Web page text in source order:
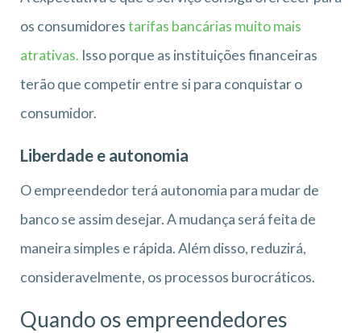
os consumidorestarifas bancárias muito mais
atrativas. Isso porque as instituições financeiras
terão que competir entre si para conquistar o
consumidor.
Liberdade e autonomia
O empreendedor terá autonomia para mudar de
banco se assim desejar. A mudança será feita de
maneira simples e rápida. Além disso, reduzirá,
consideravelmente, os processos burocráticos.
Quando os empreendedores